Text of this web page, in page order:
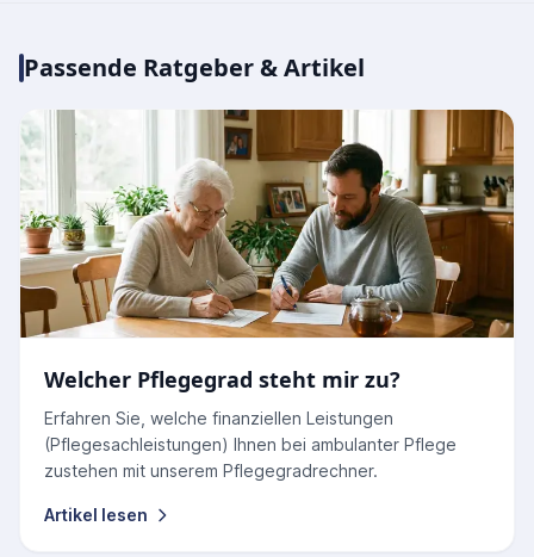
Passende Ratgeber & Artikel
Welcher Pflegegrad steht mir zu?
Erfahren Sie, welche finanziellen Leistungen
(Pflegesachleistungen) Ihnen bei ambulanter Pflege
zustehen mit unserem Pflegegradrechner.
Artikel lesen